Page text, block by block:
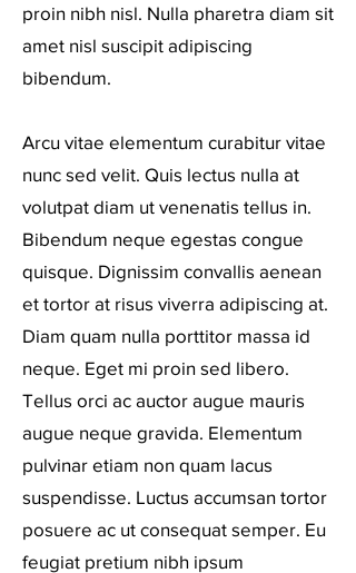
proin nibh nisl. Nulla pharetra diam sit
amet nisl suscipit adipiscing
bibendum.
Arcu vitae elementum curabitur vitae
nunc sed velit. Quis lectus nulla at
volutpat diam ut venenatis tellus in.
Bibendum neque egestas congue
quisque. Dignissim convallis aenean
et tortor at risus viverra adipiscing at.
Diam quam nulla porttitor massa id
neque. Eget mi proin sed libero.
Tellus orci ac auctor augue mauris
augue neque gravida. Elementum
pulvinar etiam non quam lacus
suspendisse. Luctus accumsan tortor
posuere ac ut consequat semper. Eu
feugiat pretium nibh ipsum